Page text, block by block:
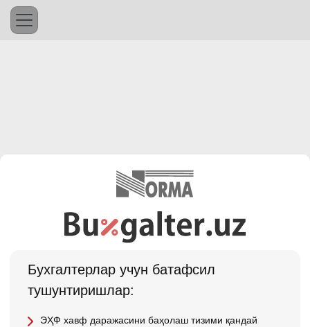
Бухгалтерлар учун батафсил
тушунтиришлар:
ЭҲФ хавф даражасини баҳолаш тизими қандай